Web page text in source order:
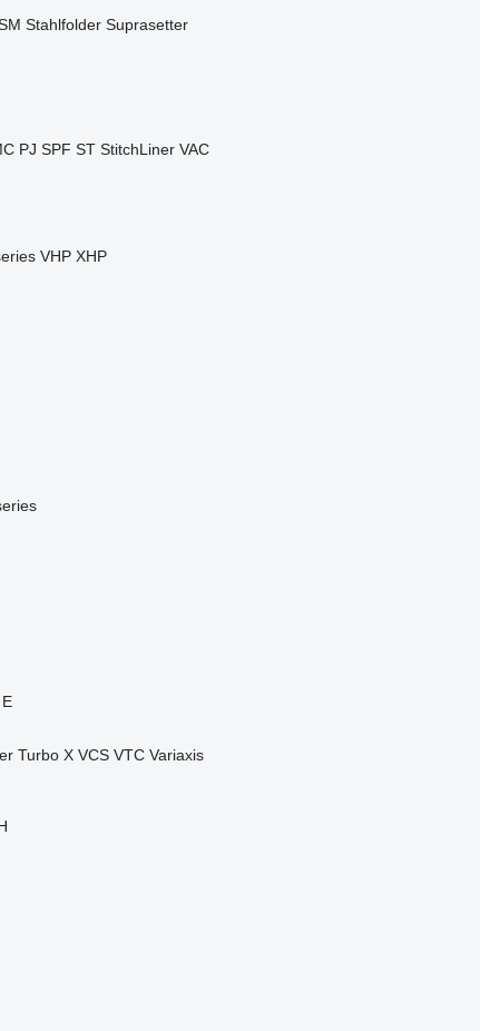
Stahlfolder Suprasetter
PJ SPF ST StitchLiner VAC
VHP XHP
Turbo X VCS VTC Variaxis